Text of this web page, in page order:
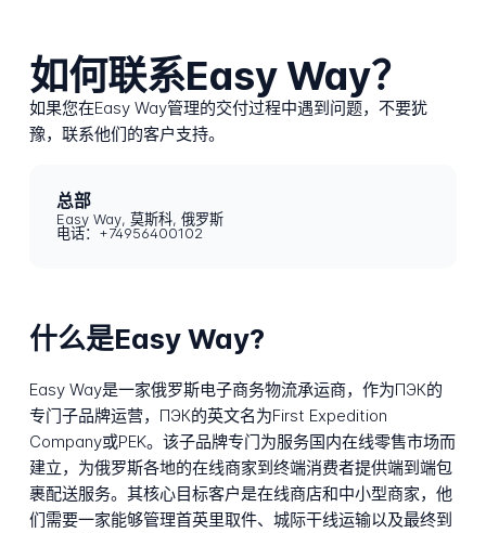
如何联系Easy Way？
如果您在Easy Way管理的交付过程中遇到问题，不要犹
豫，联系他们的客户支持。
总部
Easy Way, 莫斯科, 俄罗斯
电话：+74956400102
什么是Easy Way?
Easy Way是一家俄罗斯电子商务物流承运商，作为ПЭК的
专门子品牌运营，ПЭК的英文名为First Expedition
Company或PEK。该子品牌专门为服务国内在线零售市场而
建立，为俄罗斯各地的在线商家到终端消费者提供端到端包
裹配送服务。其核心目标客户是在线商店和中小型商家，他
们需要一家能够管理首英里取件、城际干线运输以及最终到